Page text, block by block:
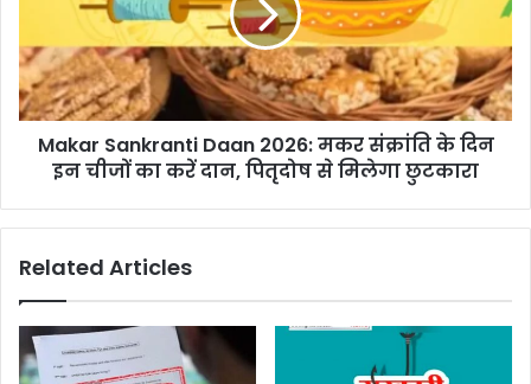
संक्रांति
के
दिन
इन
चीजों
दान,
से
Makar Sankranti Daan 2026: मकर संक्रांति के दिन
इन चीजों का करें दान, पितृदोष से मिलेगा छुटकारा
Related Articles